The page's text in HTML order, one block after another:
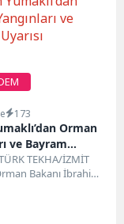
173
Orman
ve Bayram
TEKHA/İZMİT
Bakanı İbrahim